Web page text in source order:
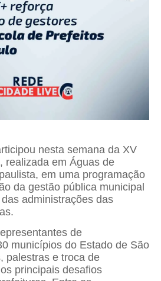
nesta semana da XV
realizada em Águas de
em uma programação
da gestão pública municipal
administrações das
de
municípios do Estado de São
palestras e troca de
principais desafios